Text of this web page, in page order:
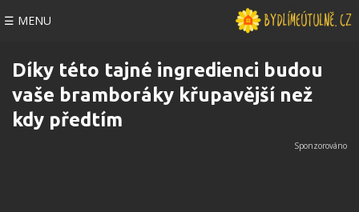
☰ MENU
Díky této tajné ingredienci budou
vaše bramboráky křupavější než
kdy předtím